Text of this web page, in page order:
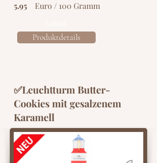
5.95 Euro / 100 Gramm
Produktdetails
✅Leuchtturm Butter-
Cookies mit gesalzenem
Karamell